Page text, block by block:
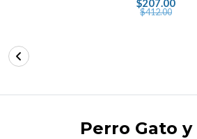
$207.00
$412.00
Perro Gato y